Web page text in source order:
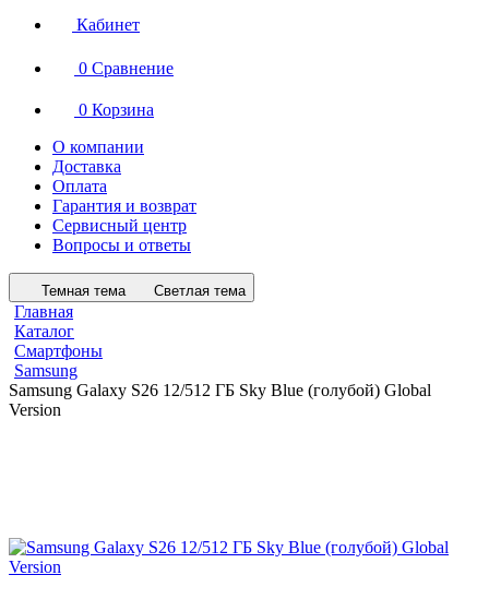
Кабинет
0 Сравнение
0 Корзина
О компании
Доставка
Оплата
Гарантия и возврат
Сервисный центр
Вопросы и ответы
Темная тема Светлая тема
Главная
Каталог
Смартфоны
Samsung
Samsung Galaxy S26 12/512 ГБ Sky Blue (голубой) Global
Version